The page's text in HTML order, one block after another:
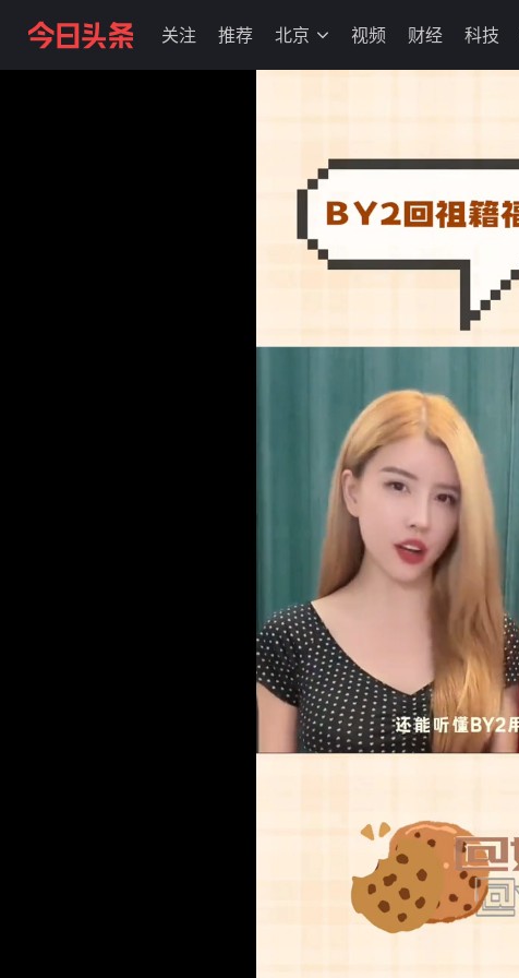
关注 推荐 北京 视频 财经 科技